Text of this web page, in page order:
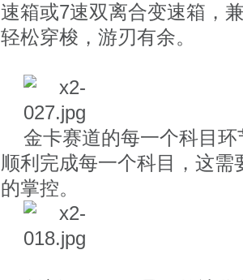
速箱或7速双离合变速箱，
轻松穿梭，游刃有余。
金卡赛道的每一个科目
顺利完成每一个科目，这
的掌控。